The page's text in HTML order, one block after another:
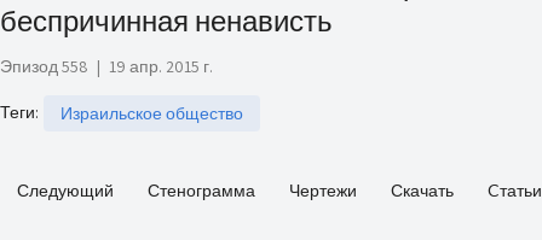
беспричинная ненависть
Эпизод 558 | 19 апр. 2015 г.
Теги: Израильское общество
Следующий Стенограмма Чертежи Скачать Cтатьи